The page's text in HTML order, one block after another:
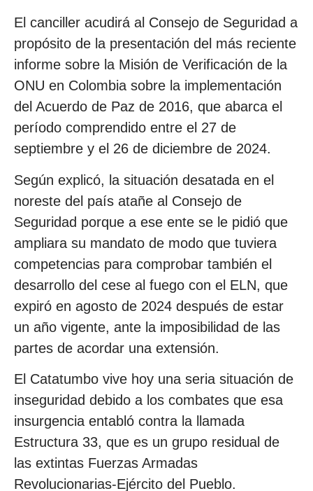
El canciller acudirá al Consejo de Seguridad a
propósito de la presentación del más reciente
informe sobre la Misión de Verificación de la
ONU en Colombia sobre la implementación
del Acuerdo de Paz de 2016, que abarca el
período comprendido entre el 27 de
septiembre y el 26 de diciembre de 2024.
Según explicó, la situación desatada en el
noreste del país atañe al Consejo de
Seguridad porque a ese ente se le pidió que
ampliara su mandato de modo que tuviera
competencias para comprobar también el
desarrollo del cese al fuego con el ELN, que
expiró en agosto de 2024 después de estar
un año vigente, ante la imposibilidad de las
partes de acordar una extensión.
El Catatumbo vive hoy una seria situación de
inseguridad debido a los combates que esa
insurgencia entabló contra la llamada
Estructura 33, que es un grupo residual de
las extintas Fuerzas Armadas
Revolucionarias-Ejército del Pueblo.